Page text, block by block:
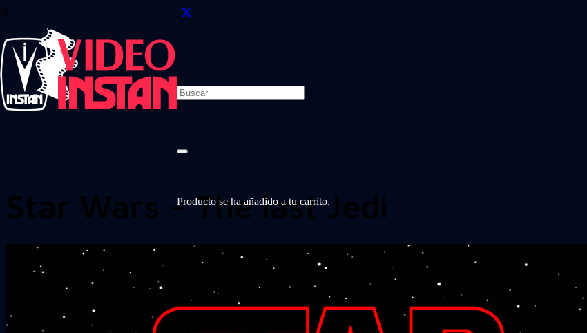
Producto se ha añadido a tu carrito.
Star Wars – The last Jedi